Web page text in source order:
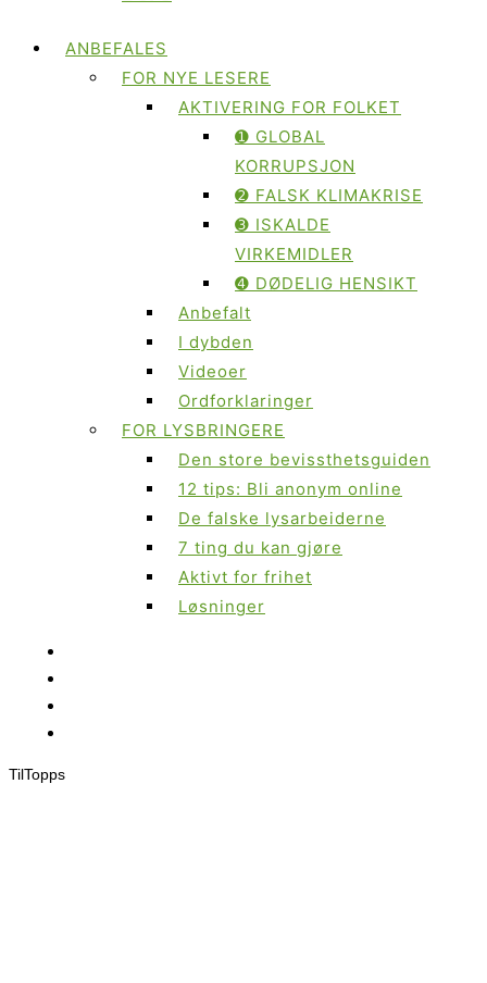
ANBEFALES
FOR NYE LESERE
AKTIVERING FOR FOLKET
➊ GLOBAL
KORRUPSJON
➋ FALSK KLIMAKRISE
➌ ISKALDE
VIRKEMIDLER
➍ DØDELIG HENSIKT
Anbefalt
I dybden
Videoer
Ordforklaringer
FOR LYSBRINGERE
Den store bevissthetsguiden
12 tips: Bli anonym online
De falske lysarbeiderne
7 ting du kan gjøre
Aktivt for frihet
Løsninger
TilTopps